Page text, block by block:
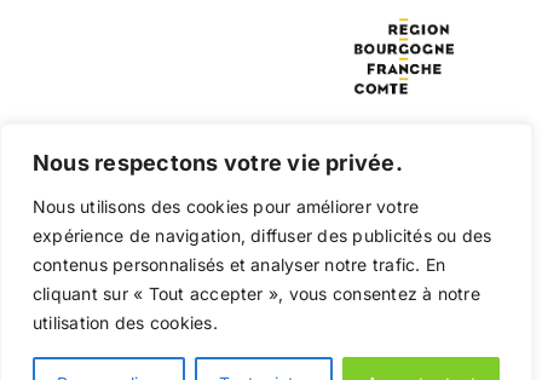
Nous respectons votre vie privée.
Nous utilisons des cookies pour améliorer votre
expérience de navigation, diffuser des publicités ou des
contenus personnalisés et analyser notre trafic. En
cliquant sur « Tout accepter », vous consentez à notre
utilisation des cookies.
© Copyright 2025 ANS2P – Tous droits réservés –
PRENDRE RENDEZ-VOUS